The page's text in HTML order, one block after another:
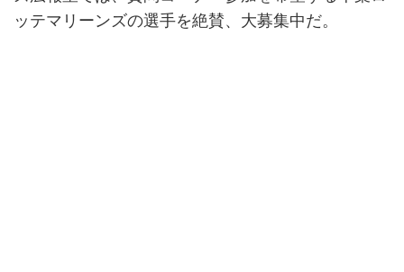
ッテマリーンズの選手を絶賛、大募集中だ。